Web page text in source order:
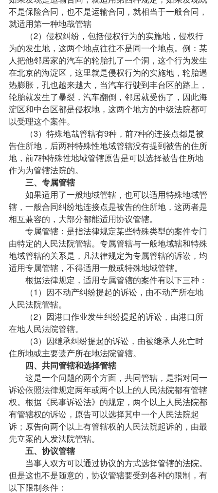
不是保险合同，也不是运输合同，就相当于一般合同，
就适用第一种地哉管辖
（2）侵权纠纷，包括侵权行为的实施地，侵权行
为的发生地，这两个地点往往不是同一个地点。例：某
人把他邻居家的汽车的轮胎扎了一个洞，这个行为发生
在北京的海淀区，这里就是侵权行为的实施地，轮胎遇
热膨胀，孔也越来越大，当汽车行驶到丰台区的路上，
轮胎就发生了暴裂，汽车翻倒，邻居就受伤了，因此海
淀区和中台区都是侵权地，这两个地方的中级法院都可
以受理这个案件。
（3）特殊地哉管辖有9种，前7种的连接点都是被
告住所地，后两种特殊性地域管辖没有提到被告的住所
地，前7种特殊性地域管辖原告是可以选择被告住所地
作为为管辖法院的。
三、专属管辖
如果适用了一般地域管辖，也可以适用特殊地域管
辖，一般合同纠纷地连接点是被告的住所地，这两者是
相互兼容的，大部分都能适用协议管辖。
专属管辖：是指法律规定某些特殊类型的案件专门
由特定的人民法院管辖。专属管辖与一般地域辖和特殊
地域管辖的关系是，凡法律规定为专属管辖的诉讼，均
适用专属管辖，不得适用一般或特殊地域管辖。
根据法律规定，适用专属管辖的案件有以下三种：
（1）因不动产纠纷提起的诉讼，由不动产所在地
人民法院管辖。
（2）因港口作业发生纠纷提起的诉讼，由港口所
在地人民法院管辖。
（3）因继承纠纷提起的诉讼，由被继承人死亡时
住所地或主要遗产所在地法院管辖。
四、共同管辖和选择管辖
这是一个问题的两个方面，共同管辖，是指对同一
诉讼依照法律规定两年或两个以上的人民法院都有管辖
权。根据《民事诉讼法》的规定，两个以上人民法院都
有管辖权的诉讼，原告可以选择其中一个人民法院起
诉；原告向两个以上有管辖权的人民法院起诉的，由最
先立案的人发法院管辖。
五、协议管辖
当事人双方可以通过协议的方式选择管辖的法院。
但是这也不是随意的，协议管辖要受到各种的限制，有
以下限制条件：